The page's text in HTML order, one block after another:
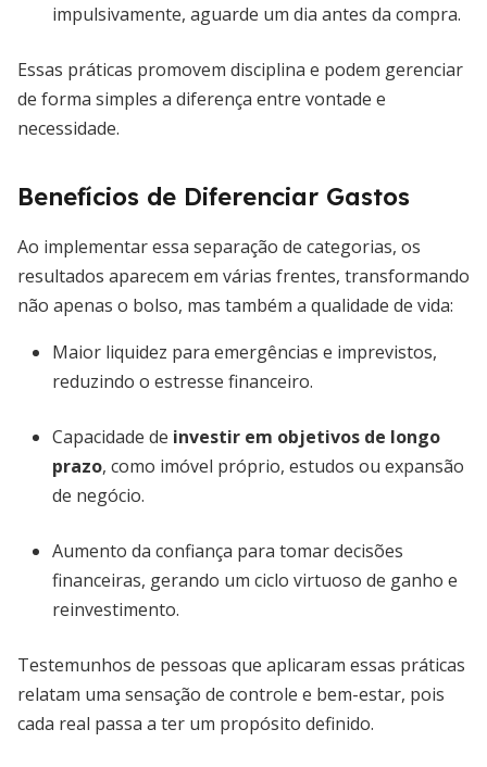
impulsivamente, aguarde um dia antes da compra.
Essas práticas promovem disciplina e podem gerenciar
de forma simples a diferença entre vontade e
necessidade.
Benefícios de Diferenciar Gastos
Ao implementar essa separação de categorias, os
resultados aparecem em várias frentes, transformando
não apenas o bolso, mas também a qualidade de vida:
Maior liquidez para emergências e imprevistos,
reduzindo o estresse financeiro.
Capacidade de investir em objetivos de longo
prazo, como imóvel próprio, estudos ou expansão
de negócio.
Aumento da confiança para tomar decisões
financeiras, gerando um ciclo virtuoso de ganho e
reinvestimento.
Testemunhos de pessoas que aplicaram essas práticas
relatam uma sensação de controle e bem-estar, pois
cada real passa a ter um propósito definido.